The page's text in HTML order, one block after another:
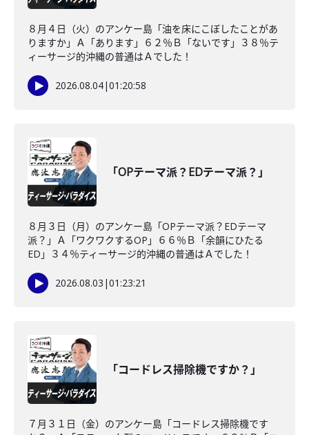
８月４日（火）のアンケー島「油を床にこぼしたことがあ
りますか」Ａ「あります」６２％Ｂ「ないです」３８％テ
ィーサージ的沖縄の普通はＡでした！
2026.08.04|01:20:58
「OPテーマ派？EDテーマ派？」
８月３日（月）のアンケー島「OPテーマ派？EDテーマ
派？」Ａ「ワクワクするOP」６６％Ｂ「余韻にひたる
ED」３４％ティーサージ的沖縄の普通はＡでした！
2026.08.03 |01:23:21
「コードレス掃除機ですか？」
７月３１日（金）のアンケー島「コードレス掃除機です